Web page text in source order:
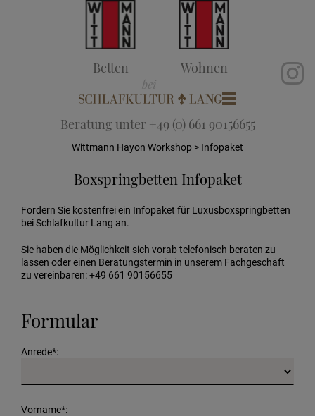
Betten Wohnen
Beratung unter +49 (0) 661 90156655
Wittmann Hayon Workshop > Infopaket
Boxspringbetten Infopaket
Fordern Sie kostenfrei ein Infopaket für Luxusboxspringbetten
bei Schlafkultur Lang an.
Sie haben die Möglichkeit sich vorab telefonisch beraten zu
lassen oder einen Beratungstermin in unserem Fachgeschäft
zu vereinbaren: +49 661 90156655
Formular
Anrede*:
Vorname*: